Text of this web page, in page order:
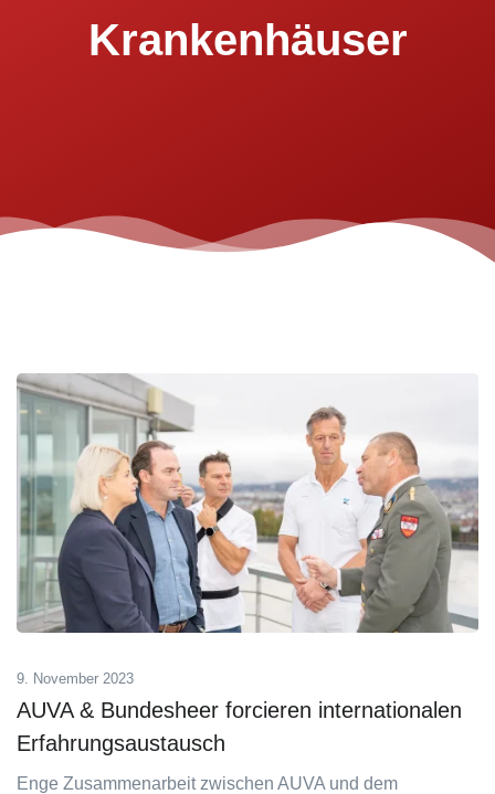
Krankenhäuser
9. November 2023
AUVA & Bundesheer forcieren internationalen
Erfahrungsaustausch
Enge Zusammenarbeit zwischen AUVA und dem